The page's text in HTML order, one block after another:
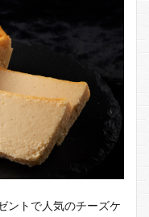
ントで人気のチーズケ